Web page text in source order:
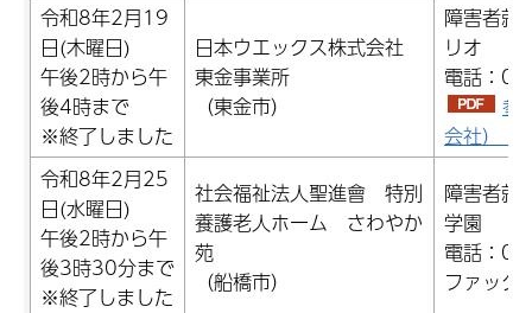
令和8年2月19
日(木曜日)
午後2時から午
後4時まで
※終了しました
日本ウエックス株式会社
東金事業所
（東金市）
障害者就
リオ
電話：
参
会社）（
令和8年2月25
日(水曜日)
午後2時から午
後3時30分まで
※終了しました
社会福祉法人聖進會 特別
養護老人ホーム さわやか
苑
（船橋市）
障害者就
学園
電話：
ファッ